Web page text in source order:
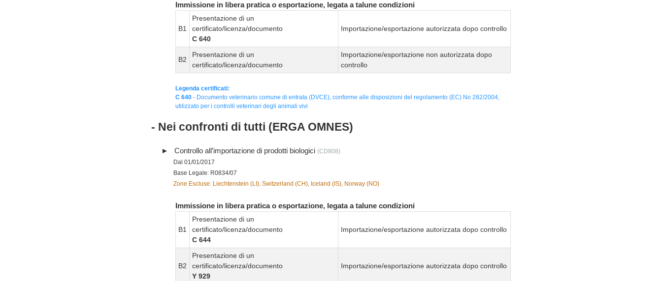
Immissione in libera pratica o esportazione, legata a talune condizioni
B1
Presentazione di un
certificato/licenza/documento
C 640
Importazione/esportazione autorizzata dopo controllo
B2
Presentazione di un
certificato/licenza/documento
Importazione/esportazione non autorizzata dopo
controllo
Legenda certificati:
C 640 - Documento veterinario comune di entrata (DVCE), conforme alle disposizioni del regolamento (EC) No 282/2004,
utilizzato per i controlli veterinari degli animali vivi
- Nei confronti di tutti (ERGA OMNES)
Controllo all’importazione di prodotti biologici (CD808)
Dal 01/01/2017
Base Legale: R0834/07
Zone Escluse: Liechtenstein (LI), Switzerland (CH), Iceland (IS), Norway (NO)
Immissione in libera pratica o esportazione, legata a talune condizioni
B1
Presentazione di un
certificato/licenza/documento
C 644
Importazione/esportazione autorizzata dopo controllo
B2
Presentazione di un
certificato/licenza/documento
Y 929
Importazione/esportazione autorizzata dopo controllo